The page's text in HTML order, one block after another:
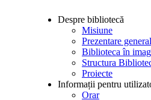
Despre bibliotecă
Misiune
Prezentare
Biblioteca în
Structura
Proiecte
Informații pentru
Orar